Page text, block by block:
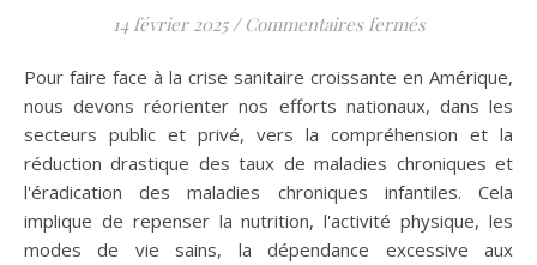
14 février 2025 / Commentaires ferméssur Décret
Pour faire face à la crise sanitaire croissante en Amérique,
nous devons réorienter nos efforts nationaux, dans les
secteurs public et privé, vers la compréhension et la
réduction drastique des taux de maladies chroniques et
l'éradication des maladies chroniques infantiles. Cela
implique de repenser la nutrition, l'activité physique, les
modes de vie sains, la dépendance excessive aux